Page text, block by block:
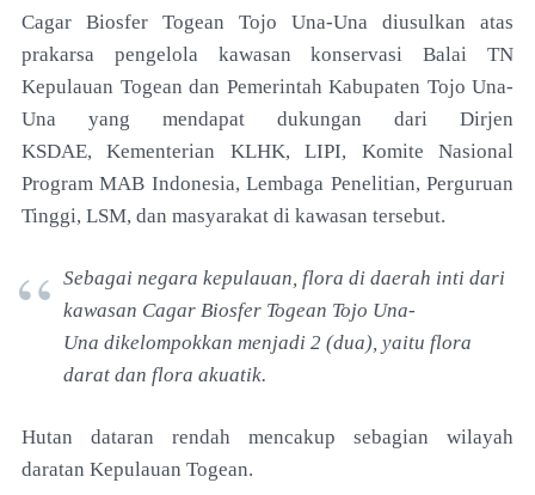
Cagar Biosfer Togean Tojo Una-Una diusulkan atas
prakarsa pengelola kawasan konservasi Balai TN
Kepulauan Togean dan Pemerintah Kabupaten Tojo Una-
Una yang mendapat dukungan dari Dirjen
KSDAE,Kementerian KLHK, LIPI, Komite Nasional
Program MAB Indonesia, Lembaga Penelitian, Perguruan
Tinggi, LSM, dan masyarakat di kawasan tersebut.
Sebagai negara kepulauan, flora di daerah inti dari
kawasan Cagar Biosfer Togean Tojo Una-
Una dikelompokkan menjadi 2 (dua), yaitu flora
darat dan flora akuatik.
Hutan dataran rendah mencakup sebagian wilayah
daratan Kepulauan Togean.